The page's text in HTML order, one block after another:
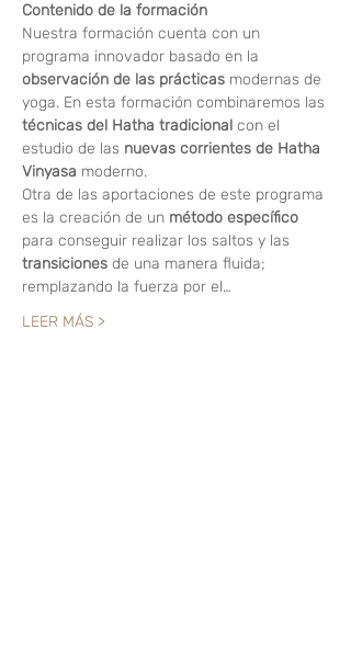
Contenido de la formación
Nuestra formación cuenta con un
programa innovador basado en la
observación de las prácticas modernas de
yoga. En esta formación combinaremos las
técnicas del Hatha tradicional con el
estudio de las nuevas corrientes de Hatha
Vinyasa moderno.
Otra de las aportaciones de este programa
es la creación de un método específico
para conseguir realizar los saltos y las
transiciones de una manera fluida;
remplazando la fuerza por el…
LEER MÁS >